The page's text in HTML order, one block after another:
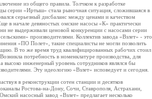
из общего правила. Толчком к разработке
серии «Иртыш» стала рыночная ситуация, сложившаяся в
серьезный дисбаланс между ценами и качеством
в начале девяностых омские насосы «К» практически
не выдерживали ценовой конкуренции с насосами серии
производителями. Коллектив завода «Взлет» - это
«ПО Полет», такие специалисты не могли позволить
В то же время труд квалифицированных рабочих стоил
потребность в номенклатуре производства, для
высоко инженерный уровень сотрудников являлся бы
Эту идеологию «Взлет» исповедует и сегодня.
в реконструкции сотен станции и десятков
Ростова-на-Дону, Сочи, Ставрополя, Астрахани,
насосный завод «Взлет» предлагает несколько